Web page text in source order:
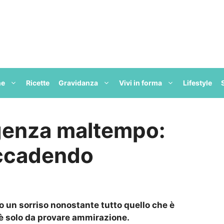
Ricette Gravidanza Vivi in forma Lifestyle
maltempo:
un sorriso nonostante tutto quello che è
solo da provare ammirazione.